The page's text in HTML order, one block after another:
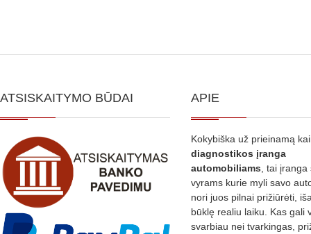
may
be
chosen
on
the
product
page
ATSISKAITYMO BŪDAI APIE
Kokybiška už prieinamą
diagnostikos įranga
automobiliams , tai
vyrams kurie myli savo
nori juos pilnai prižiūrėti,
būklę realiu laiku. Kas gali
svarbiau nei tvarkingas,